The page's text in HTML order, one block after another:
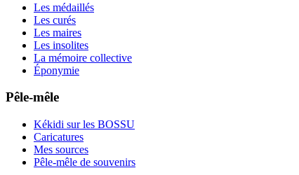
Les médaillés
Les curés
Les maires
Les insolites
La mémoire collective
Éponymie
Pêle-mêle
Kékidi sur les BOSSU
Caricatures
Mes sources
Pêle-mêle de souvenirs